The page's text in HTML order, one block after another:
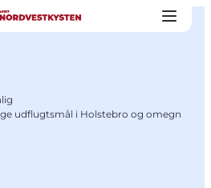
udflugtsmål i Holstebro og omegn